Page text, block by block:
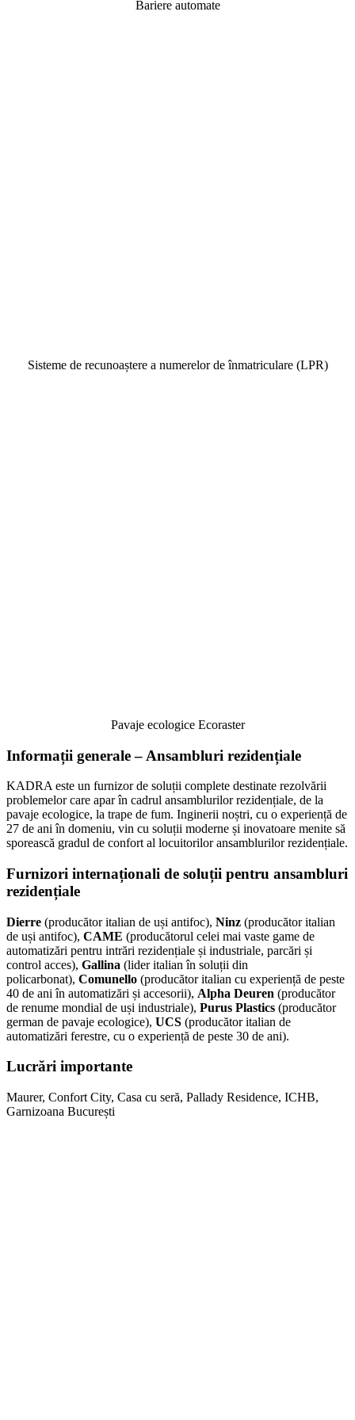
Bariere automate
Sisteme de recunoaștere a numerelor de înmatriculare (LPR)
Pavaje ecologice Ecoraster
Informații generale – Ansambluri rezidențiale
KADRA este un furnizor de soluții complete destinate rezolvării
problemelor care apar în cadrul ansamblurilor rezidențiale, de la
pavaje ecologice, la trape de fum. Inginerii noștri, cu o experiență de
27 de ani în domeniu, vin cu soluții moderne și inovatoare menite să
sporească gradul de confort al locuitorilor ansamblurilor rezidențiale.
Furnizori internaționali de soluții pentru ansambluri
rezidențiale
Dierre (producător italian de uși antifoc), Ninz (producător italian
de uși antifoc), CAME (producătorul celei mai vaste game de
automatizări pentru intrări rezidențiale și industriale, parcări și
control acces), Gallina (lider italian în soluții din
policarbonat), Comunello (producător italian cu experiență de peste
40 de ani în automatizări și accesorii), Alpha Deuren (producător
de renume mondial de uși industriale), Purus Plastics (producător
german de pavaje ecologice), UCS (producător italian de
automatizări ferestre, cu o experiență de peste 30 de ani).
Lucrări importante
Maurer, Confort City, Casa cu seră, Pallady Residence, ICHB,
Garnizoana București